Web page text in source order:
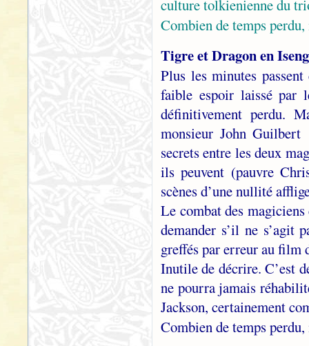
culture tolkienienne du
Combien de temps
Tigre et Dragon en
Plus les minutes
faible espoir laissé par
définitivement perdu.
monsieur John Guilbert
secrets entre les deux
ils peuvent (pauvre
scènes d’une nullité
Le combat des
demander s’il ne s’agit
greffés par erreur au film
Inutile de décrire. C’est
ne pourra jamais
Jackson, certainement
Combien de temps